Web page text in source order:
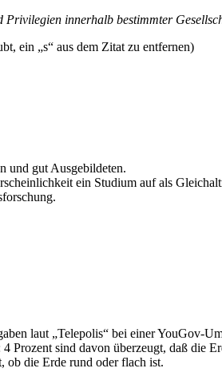
innerhalb bestimmter
ein „s“ aus dem Zitat zu entfernen)
und gut Ausgebildeten.
ein Studium auf als
laut „Telepolis“ bei einer YouGov-
sind davon überzeugt, daß die
ob die Erde rund oder flach ist.